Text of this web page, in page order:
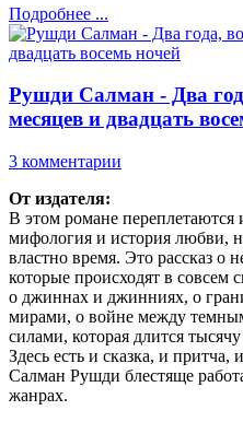
Подробнее ...
Рушди Салман - Два
месяцев и двадцать
3 комментарии
От издателя:
В этом романе переплетаются
мифология и история любви,
властно время. Это рассказ о
которые происходят в совсем
о джиннах и джинниях, о
мирами, о войне между
силами, которая длится
Здесь есть и сказка, и притча,
Салман Рушди блестяще
жанрах.